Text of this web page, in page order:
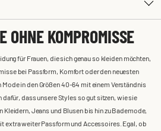
OHNE KOMPROMISSE
für Frauen, die sich genau so kleiden möchten,
bei Passform, Komfort oder den neuesten
in den Größen 40-64 mit einem Verständnis
dass unsere Styles so gut sitzen, wie sie
Kleidern, Jeans und Blusen bis hin zu Bademode,
extra weiter Passform und Accessoires. Egal, ob